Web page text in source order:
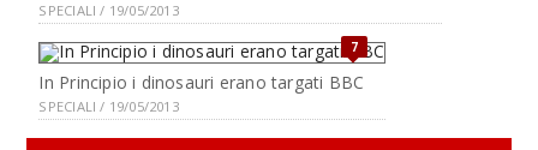
SPECIALI / 19/05/2013
7
In Principio i dinosauri erano targati BBC
SPECIALI / 19/05/2013